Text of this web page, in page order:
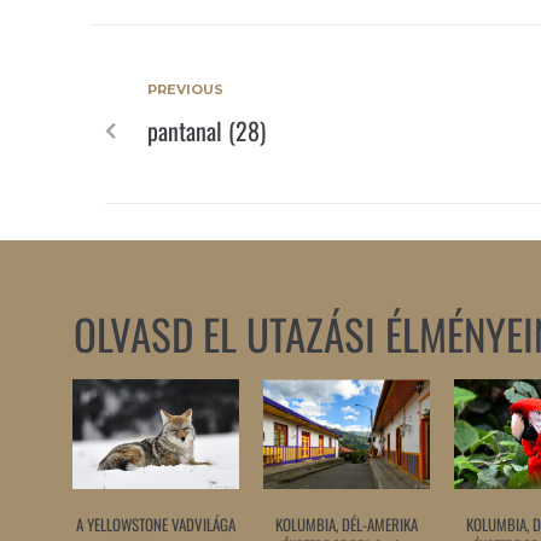
PREVIOUS
pantanal (28)
OLVASD EL UTAZÁSI
A YELLOWSTONE VADVILÁGA
KOLUMBIA, DÉL-AMERIKA
KOLUMBIA,